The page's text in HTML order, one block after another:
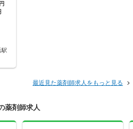
駅
最近見た薬剤師求人をもっと見る
薬剤師求人